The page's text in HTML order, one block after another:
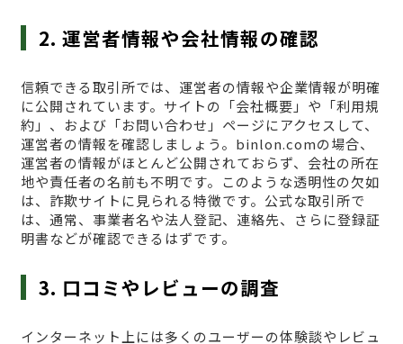
2. 運営者情報や会社情報の確認
信頼できる取引所では、運営者の情報や企業情報が明確
に公開されています。サイトの「会社概要」や「利用規
約」、および「お問い合わせ」ページにアクセスして、
運営者の情報を確認しましょう。binlon.comの場合、
運営者の情報がほとんど公開されておらず、会社の所在
地や責任者の名前も不明です。このような透明性の欠如
は、詐欺サイトに見られる特徴です。公式な取引所で
は、通常、事業者名や法人登記、連絡先、さらに登録証
明書などが確認できるはずです。
3. 口コミやレビューの調査
インターネット上には多くのユーザーの体験談やレビュ